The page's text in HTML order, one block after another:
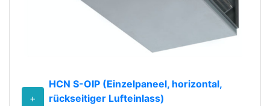
+
HCN S-OIP (Einzelpaneel, horizontal,
rückseitiger Lufteinlass)